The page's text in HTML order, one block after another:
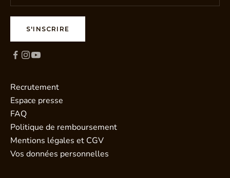
S'INSCRIRE
Recrutement
Espace presse
FAQ
Politique de remboursement
Mentions légales et CGV
Vos données personnelles